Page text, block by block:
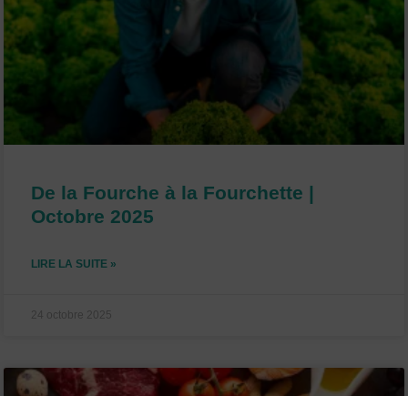
De la Fourche à la Fourchette |
Octobre 2025
LIRE LA SUITE »
24 octobre 2025